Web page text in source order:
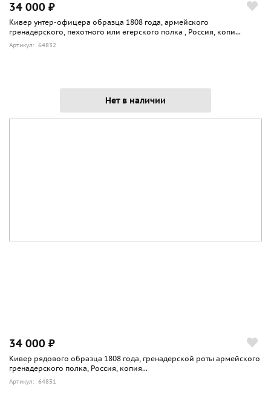
34 000 ₽
Кивер унтер-офицера образца 1808 года, армейского
гренадерского, пехотного или егерского полка , Россия, копи...
Артикул: 64832
Нет в наличии
34 000 ₽
Кивер рядового образца 1808 года, гренадерской роты армейского
гренадерского полка, Россия, копия...
Артикул: 64831